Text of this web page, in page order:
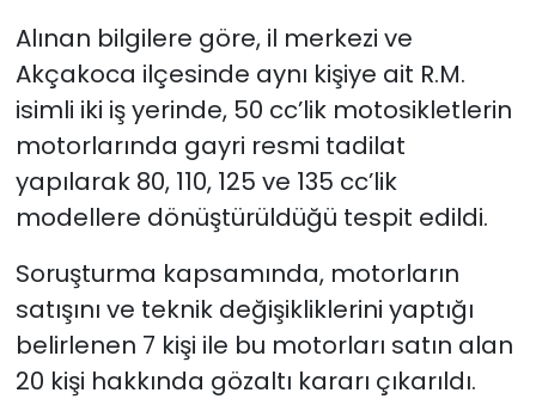
Alınan bilgilere göre, il merkezi ve
Akçakoca ilçesinde aynı kişiye ait R.M.
isimli iki iş yerinde, 50 cc’lik motosikletlerin
motorlarında gayri resmi tadilat
yapılarak 80, 110, 125 ve 135 cc’lik
modellere dönüştürüldüğü tespit edildi.
Soruşturma kapsamında, motorların
satışını ve teknik değişikliklerini yaptığı
belirlenen 7 kişi ile bu motorları satın alan
20 kişi hakkında gözaltı kararı çıkarıldı.